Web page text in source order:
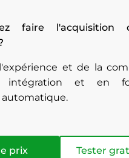
faire
et de la
intégration et en
prix Tester